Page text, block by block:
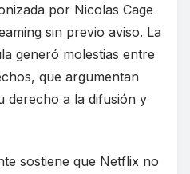
por Nicolas Cage
sin previo aviso. La
generó molestias entre
que argumentan
derecho a la difusión y
sostiene que Netflix no